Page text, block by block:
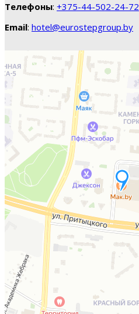
Телефоны: +375-44-502-24-72
Email: hotel@eurostepgroup.by